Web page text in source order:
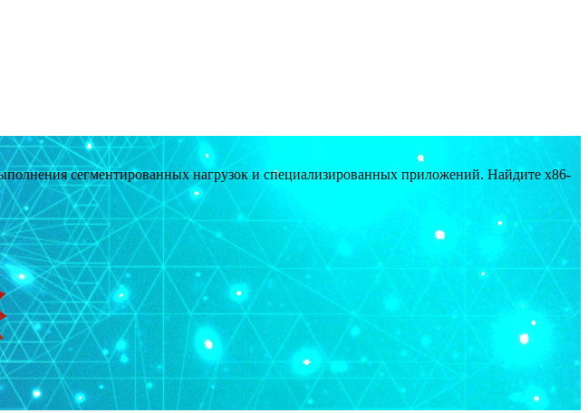
сегментированных нагрузок и специализированных приложений. Найдите x86-